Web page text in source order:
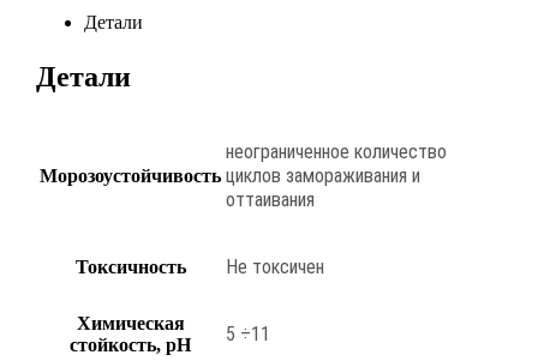
Детали
Детали
Морозоустойчивость
неограниченное количество
циклов замораживания и
оттаивания
Токсичность Не токсичен
Химическая
стойкость, pH
5 ÷11